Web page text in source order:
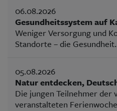
06.08.2026
Gesundheitssystem auf
Weniger Versorgung und
Standorte – die
05.08.2026
Natur entdecken,
Die jungen Teilnehmer der
veranstalteten